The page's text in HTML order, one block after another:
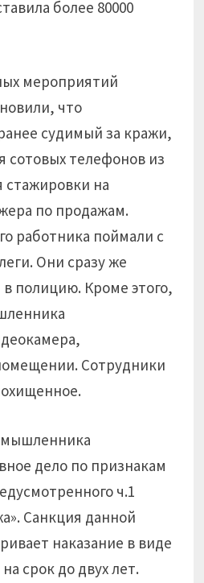
более 80000
мероприятий
что
судимый за кражи,
сотовых телефонов из
стажировки на
по продажам.
работника поймали с
Они сразу же
полицию. Кроме этого,
Сотрудники
дело по признакам
ч.1
Санкция данной
наказание в виде
срок до двух лет.